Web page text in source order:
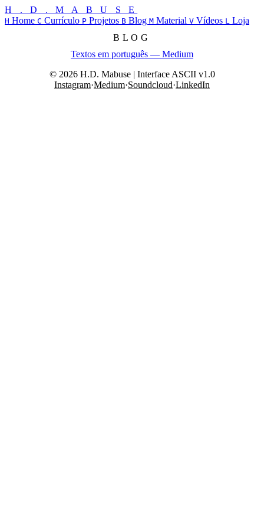
H . D . M A B U S E
H Home C Currículo P Projetos B Blog M Material V Vídeos L Loja
BLOG
Textos em português — Medium
© 2026 H.D. Mabuse | Interface ASCII v1.0
Instagram·Medium·Soundcloud·LinkedIn